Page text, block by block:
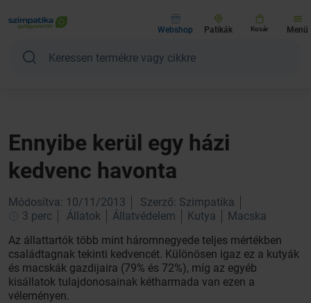
Webshop Patikák Kosár Menü
Ennyibe kerül egy házi
kedvenc havonta
Módosítva: 10/11/2013
Szerző: Szimpatika
3 perc
Állatok Állatvédelem Kutya
Macska
Az állattartók több mint háromnegyede teljes mértékben
családtagnak tekinti kedvencét. Különösen igaz ez a kutyák
és macskák gazdijaira (79% és 72%), míg az egyéb
kisállatok tulajdonosainak kétharmada van ezen a
véleményen.